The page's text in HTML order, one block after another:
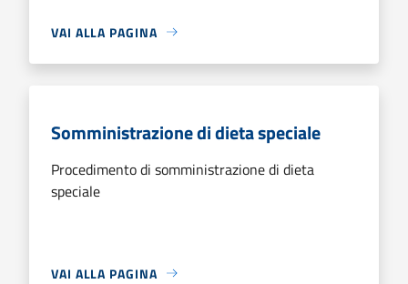
VAI ALLA PAGINA
Somministrazione di dieta speciale
Procedimento di somministrazione di dieta
speciale
VAI ALLA PAGINA